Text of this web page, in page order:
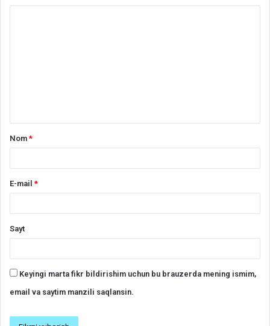
Nom*
E-mail*
Sayt
Keyingi marta fikr bildirishim uchun bu brauzerda mening ismim,
email va saytim manzili saqlansin.